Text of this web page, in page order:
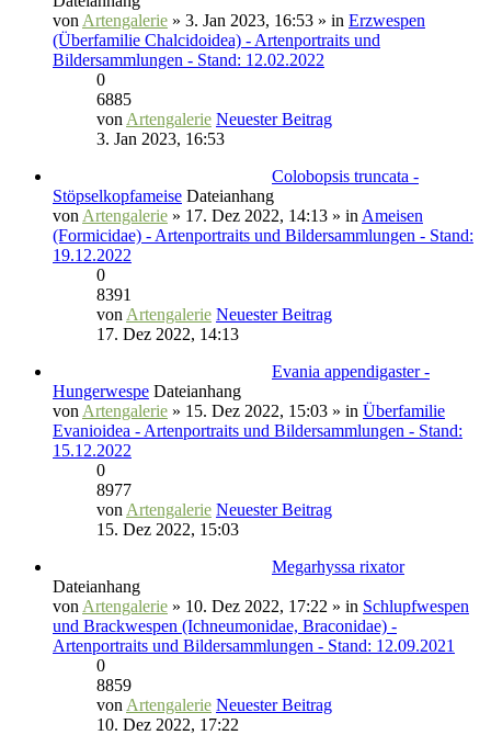
von Artengalerie » 3. Jan 2023, 16:53 » in Erzwespen
(Überfamilie Chalcidoidea) - Artenportraits und
Bildersammlungen - Stand: 12.02.2022
0
6885
von Artengalerie Neuester Beitrag
3. Jan 2023, 16:53
Colobopsis truncata -
Stöpselkopfameise Dateianhang
von Artengalerie » 17. Dez 2022, 14:13 » in Ameisen
(Formicidae) - Artenportraits und Bildersammlungen - Stand:
19.12.2022
0
8391
von Artengalerie Neuester Beitrag
17. Dez 2022, 14:13
Evania appendigaster -
Hungerwespe Dateianhang
von Artengalerie » 15. Dez 2022, 15:03 » in Überfamilie
Evanioidea - Artenportraits und Bildersammlungen - Stand:
15.12.2022
0
8977
von Artengalerie Neuester Beitrag
15. Dez 2022, 15:03
Megarhyssa rixator
Dateianhang
von Artengalerie » 10. Dez 2022, 17:22 » in Schlupfwespen
und Brackwespen (Ichneumonidae, Braconidae) -
Artenportraits und Bildersammlungen - Stand: 12.09.2021
0
8859
von Artengalerie Neuester Beitrag
10. Dez 2022, 17:22